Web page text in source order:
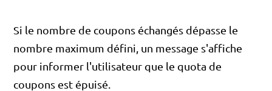
Si le nombre de coupons échangés dépasse le
nombre maximum défini, un message s'affiche
pour informer l'utilisateur que le quota de
coupons est épuisé.